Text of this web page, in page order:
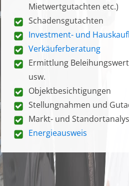
Mietwertgutachten etc.)
Schadensgutachten
Investment- und
Verkäuferberatung
Ermittlung
usw.
Objektbesichtigungen
Stellungnahmen und
Markt- und
Energieausweis